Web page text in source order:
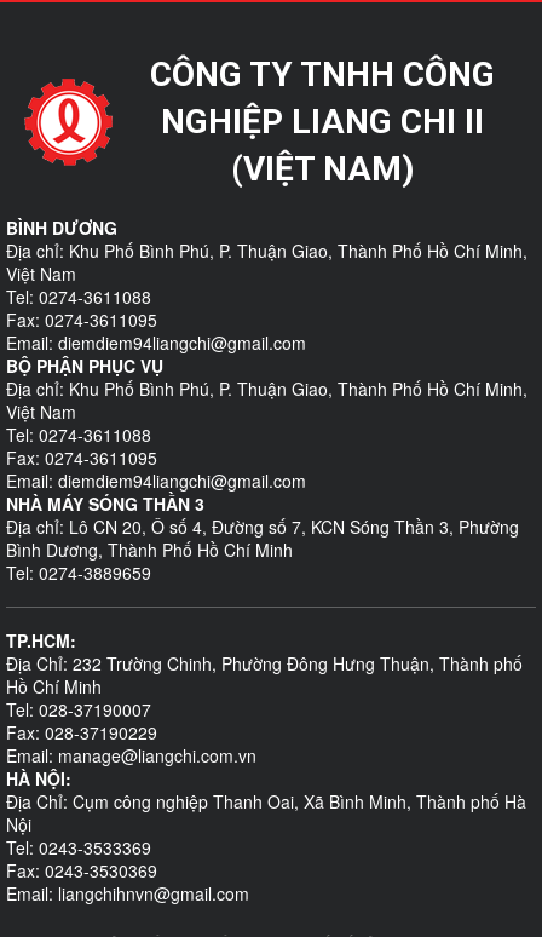
CÔNG TY TNHH CÔNG
NGHIỆP LIANG CHI II
(VIỆT NAM)
BÌNH DƯƠNG
Địa chỉ: Khu Phố Bình Phú, P. Thuận Giao, Thành Phố Hồ Chí Minh,
Việt Nam
Tel: 0274-3611088
Fax: 0274-3611095
Email: diemdiem94liangchi@gmail.com
BỘ PHẬN PHỤC VỤ
Địa chỉ: Khu Phố Bình Phú, P. Thuận Giao, Thành Phố Hồ Chí Minh,
Việt Nam
Tel: 0274-3611088
Fax: 0274-3611095
Email: diemdiem94liangchi@gmail.com
NHÀ MÁY SÓNG THẦN 3
Địa chỉ: Lô CN 20, Ô số 4, Đường số 7, KCN Sóng Thần 3, Phường
Bình Dương, Thành Phố Hồ Chí Minh
Tel: 0274-3889659
TP.HCM:
Địa Chỉ: 232 Trường Chinh, Phường Đông Hưng Thuận, Thành phố
Hồ Chí Minh
Tel: 028-37190007
Fax: 028-37190229
Email: manage@liangchi.com.vn
HÀ NỘI:
Địa Chỉ: Cụm công nghiệp Thanh Oai, Xã Bình Minh, Thành phố Hà
Nội
Tel: 0243-3533369
Fax: 0243-3530369
Email: liangchihnvn@gmail.com